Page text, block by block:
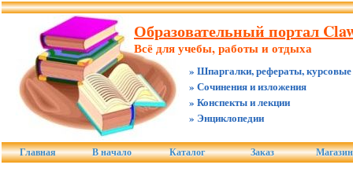
Образовательный портал
Всё для учебы, работы и отдыха
» Шпаргалки, рефераты, курсовые
» Сочинения и изложения
» Конспекты и лекции
» Энциклопедии
Главная В начало Каталог Заказ